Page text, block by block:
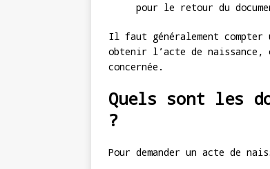
pour le retour du
Il faut généralement
obtenir l’acte de naissance,
concernée.
Quels sont les
?
Pour demander un acte de